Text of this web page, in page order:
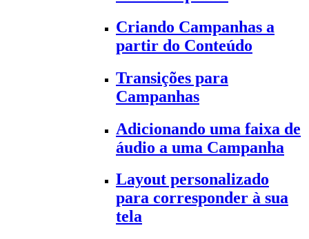
Criando Campanhas a
partir do Conteúdo
Transições para
Campanhas
Adicionando uma faixa de
áudio a uma Campanha
Layout personalizado
para corresponder à sua
tela